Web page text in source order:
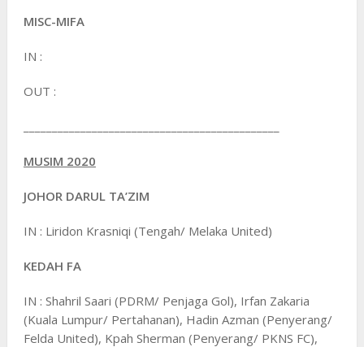
MISC-MIFA
IN :
OUT :
MUSIM 2020
JOHOR DARUL TA’ZIM
IN : Liridon Krasniqi (Tengah/ Melaka United)
KEDAH FA
IN : Shahril Saari (PDRM/ Penjaga Gol), Irfan Zakaria
(Kuala Lumpur/ Pertahanan), Hadin Azman (Penyerang/
Felda United), Kpah Sherman (Penyerang/ PKNS FC),